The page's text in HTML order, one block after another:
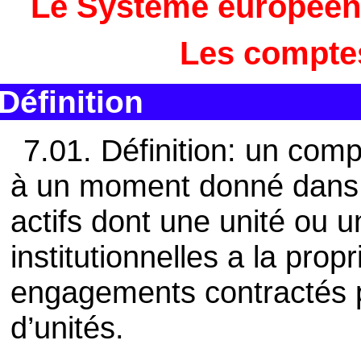
Les
7.01. Définition: un
à un moment donné
actifs dont une unité ou
institutionnelles a la
engagements
d’unités.